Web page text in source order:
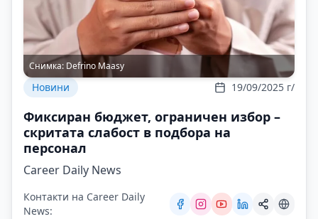
Снимка: Defrino Maasy
Новини 19/09/2025 г/
Фиксиран бюджет, ограничен избор –
скритата слабост в подбора на
персонал
Career Daily News
Контакти на Career Daily
News: